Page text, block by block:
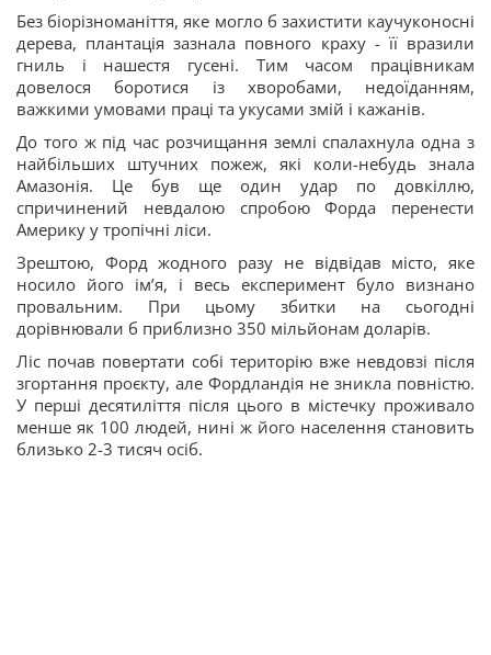
Без біорізноманіття, яке могло б захистити каучуконосні
дерева, плантація зазнала повного краху - її вразили
гниль і нашестя гусені. Тим часом працівникам
довелося боротися із хворобами, недоїданням,
важкими умовами праці та укусами змій і кажанів.
До того ж під час розчищання землі спалахнула одна з
найбільших штучних пожеж, які коли-небудь знала
Амазонія. Це був ще один удар по довкіллю,
спричинений невдалою спробою Форда перенести
Америку у тропічні ліси.
Зрештою, Форд жодного разу не відвідав місто, яке
носило його ім’я, і весь експеримент було визнано
провальним. При цьому збитки на сьогодні
дорівнювали б приблизно 350 мільйонам доларів.
Ліс почав повертати собі територію вже невдовзі після
згортання проєкту, але Фордландія не зникла повністю.
У перші десятиліття після цього в містечку проживало
менше як 100 людей, нині ж його населення становить
близько 2-3 тисяч осіб.